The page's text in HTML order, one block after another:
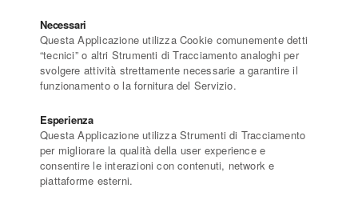
Necessari
Questa Applicazione utilizza Cookie comunemente detti
“tecnici” o altri Strumenti di Tracciamento analoghi per
svolgere attività strettamente necessarie a garantire il
funzionamento o la fornitura del Servizio.
Esperienza
Questa Applicazione utilizza Strumenti di Tracciamento
per migliorare la qualità della user experience e
consentire le interazioni con contenuti, network e
piattaforme esterni.